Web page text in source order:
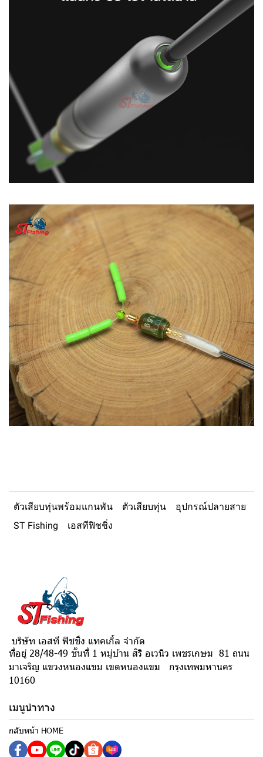
ตัวเสียบทุ่นพร้อมแกนพัน ตัวเสียบทุ่น
อุปกรณ์ปลายสาย
ST Fishing
เอสทีฟิชชิ่ง
บริษัท เอสที ฟิชชิ่ง แทคเกิ้ล จำกัด
ที่อยู่ 28/48-49 ชั้นที่ 1 หมู่บ้าน สิริ อเวนิว เพชรเกษม 81 ถนน
มาเจริญ แขวงหนองแขม เขตหนองแขม กรุงเทพมหานคร
10160
เมนูนำทาง
กลับหน้า HOME